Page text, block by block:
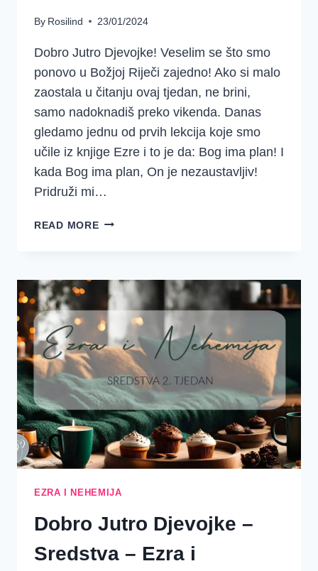
By Rosilind 23/01/2024
Dobro Jutro Djevojke! Veselim se što smo
ponovo u Božjoj Riječi zajedno! Ako si malo
zaostala u čitanju ovaj tjedan, ne brini,
samo nadoknadiš preko vikenda. Danas
gledamo jednu od prvih lekcija koje smo
učile iz knjige Ezre i to je da: Bog ima plan! I
kada Bog ima plan, On je nezaustavljiv!
Pridruži mi…
READ MOREBOG
TEBE
(EZRA
1-
EZRA I NEHEMIJA
Dobro Jutro Djevojke –
Sredstva – Ezra i